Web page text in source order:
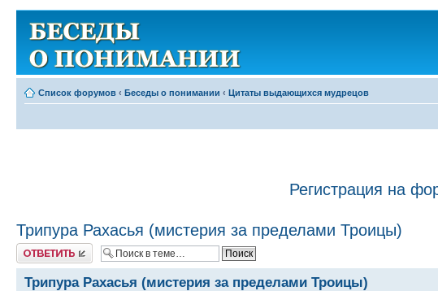
Список форумов ‹ Беседы о понимании ‹ Цитаты выдающихся мудрецов
Регистрация на
Трипура Рахасья (мистерия за пределами Троицы)
Ответить
Трипура Рахасья (мистерия за пределами Троицы)